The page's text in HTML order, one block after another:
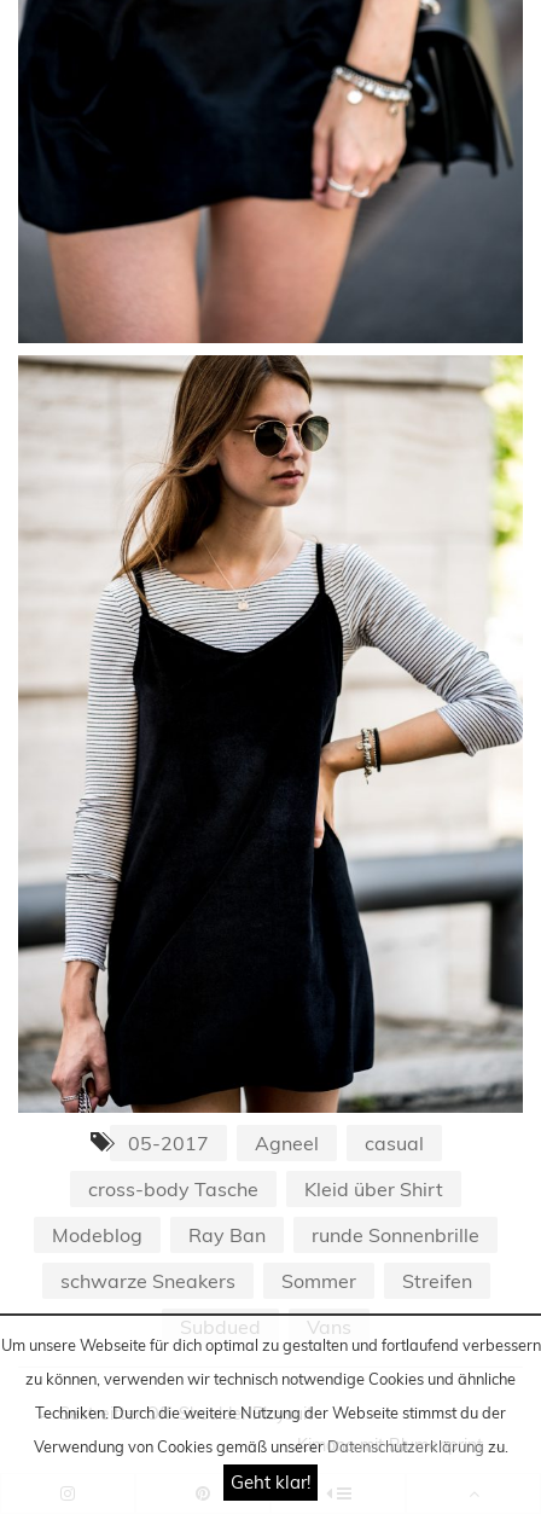
Um unsere Webseite für dich optimal zu gestalten und fortlaufend verbessern
zu können, verwenden wir technisch notwendige Cookies und ähnliche
Techniken. Durch die weitere Nutzung der Webseite stimmst du der
Verwendung von Cookies gemäß unsererDatenschutzerklärung zu.
Geht klar!
05-2017 Agneel
casual
cross-body Tasche
Kleid über Shirt
Modeblog
Ray Ban
runde Sonnenbrille
schwarze Sneakers
Sommer
Streifen
Subdued
Vans
←Gestreifter Off-Shoulder Playsuit
Kimono mit Blumenprint →
Teilen